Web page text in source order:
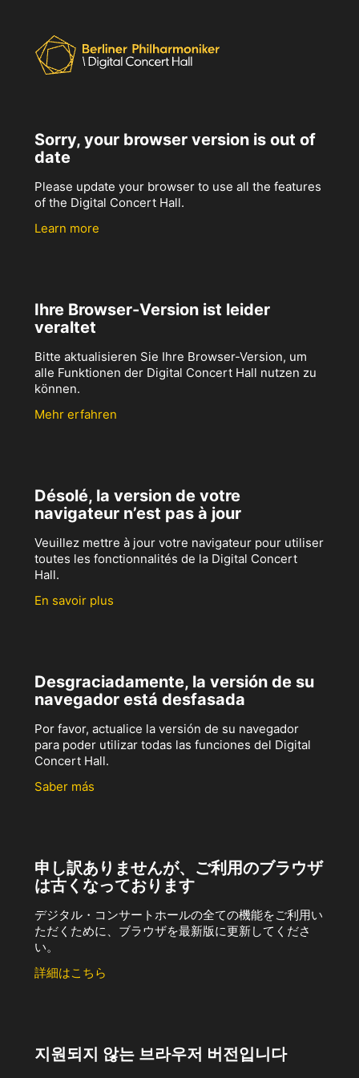
Sorry, your browser version is out of
date
Please update your browser to use all the features
of the Digital Concert Hall.
Learn more
Ihre Browser-Version ist leider
veraltet
Bitte aktualisieren Sie Ihre Browser-Version, um
alle Funktionen der Digital Concert Hall nutzen zu
können.
Mehr erfahren
Désolé, la version de votre
navigateur n’est pas à jour
Veuillez mettre à jour votre navigateur pour utiliser
toutes les fonctionnalités de la Digital Concert
Hall.
En savoir plus
Desgraciadamente, la versión de su
navegador está desfasada
Por favor, actualice la versión de su navegador
para poder utilizar todas las funciones del Digital
Concert Hall.
Saber más
申し訳ありませんが、ご利用のブラウザ
は古くなっております
デジタル・コンサートホールの全ての機能をご利用い
ただくために、ブラウザを最新版に更新してくださ
い。
詳細はこちら
지원되지 않는 브라우저 버전입니다